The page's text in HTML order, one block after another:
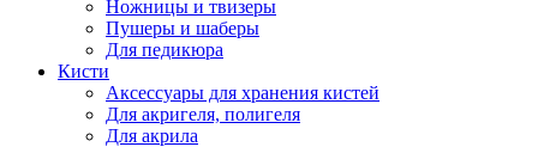
Ножницы и твизеры
Пушеры и шаберы
Для педикюра
Кисти
Аксессуары для хранения кистей
Для акригеля, полигеля
Для акрила